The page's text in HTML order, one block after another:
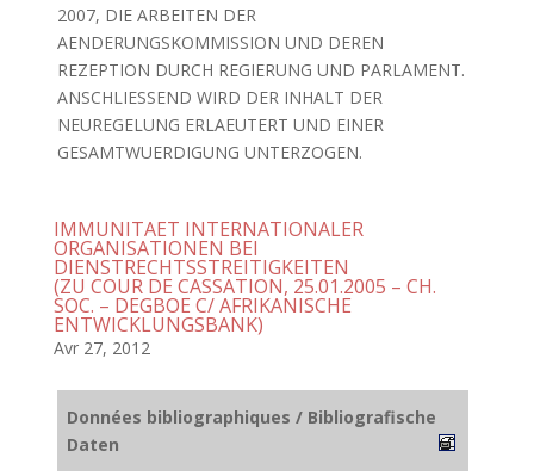
2007, DIE ARBEITEN DER
AENDERUNGSKOMMISSION UND DEREN
REZEPTION DURCH REGIERUNG UND PARLAMENT.
ANSCHLIESSEND WIRD DER INHALT DER
NEUREGELUNG ERLAEUTERT UND EINER
GESAMTWUERDIGUNG UNTERZOGEN.
IMMUNITAET INTERNATIONALER
ORGANISATIONEN BEI
DIENSTRECHTSSTREITIGKEITEN
(ZU COUR DE CASSATION, 25.01.2005 – CH.
SOC. – DEGBOE C/ AFRIKANISCHE
ENTWICKLUNGSBANK)
Avr 27, 2012
Données bibliographiques / Bibliografische
Daten